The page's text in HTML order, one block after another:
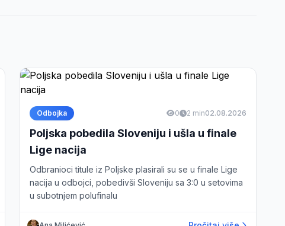
Odbojka 0 2 min02.08.2026
Poljska pobedila Sloveniju i ušla u finale
Lige nacija
Odbranioci titule iz Poljske plasirali su se u finale Lige
nacija u odbojci, pobedivši Sloveniju sa 3:0 u setovima
u subotnjem polufinalu